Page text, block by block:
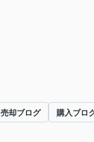
売却ブログ 購入ブロ